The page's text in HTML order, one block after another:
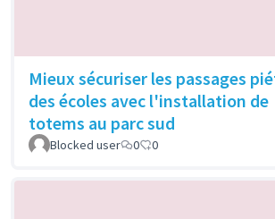
Mieux sécuriser les passages
des écoles avec l'installation de
totems au parc sud
Blocked user 0 0